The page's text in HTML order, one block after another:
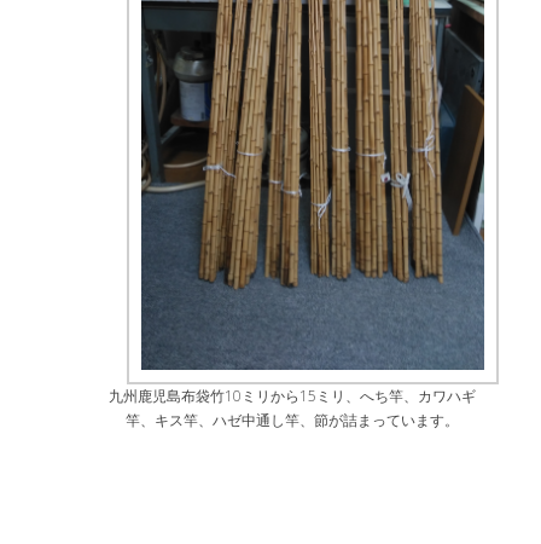
九州鹿児島布袋竹10ミリから15ミリ、へち竿、カワハギ
竿、キス竿、ハゼ中通し竿、節が詰まっています。